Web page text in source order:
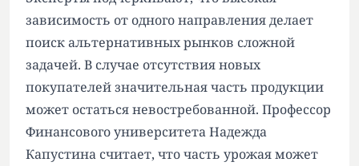
зависимость от одного направления делает
поиск альтернативных рынков сложной
задачей. В случае отсутствия новых
покупателей значительная часть продукции
может остаться невостребованной. Профессор
Финансового университета Надежда
Капустина считает, что часть урожая может